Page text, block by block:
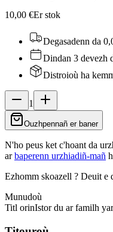
10,00 €Er stok
Degasadenn da
Dindan 3 devezh
Distroioù ha
1
Ouzhpennañ er baner
N'ho peus ket c'hoant da
arbaperenn urzhiadiñ-mañ
Ezhomm skoazell ? Deuit e
Munudoù
Titl orinIstor du ar familh yar